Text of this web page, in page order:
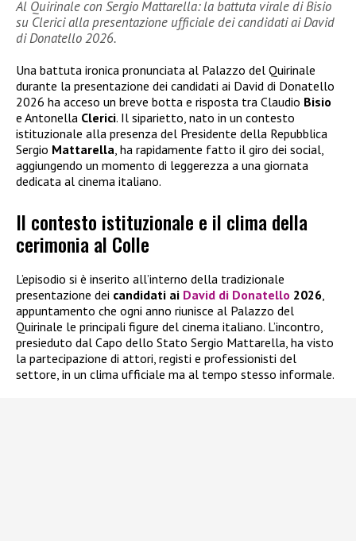
Al Quirinale con Sergio Mattarella: la battuta virale di Bisio
su Clerici alla presentazione ufficiale dei candidati ai David
di Donatello 2026.
Una battuta ironica pronunciata al Palazzo del Quirinale
durante la presentazione dei candidati ai David di Donatello
2026 ha acceso un breve botta e risposta tra Claudio Bisio
e Antonella Clerici. Il siparietto, nato in un contesto
istituzionale alla presenza del Presidente della Repubblica
Sergio Mattarella, ha rapidamente fatto il giro dei social,
aggiungendo un momento di leggerezza a una giornata
dedicata al cinema italiano.
Il contesto istituzionale e il clima della
cerimonia al Colle
L’episodio si è inserito all’interno della tradizionale
presentazione dei candidati ai David di Donatello 2026
appuntamento che ogni anno riunisce al Palazzo del
Quirinale le principali figure del cinema italiano. L’incontro,
presieduto dal Capo dello Stato Sergio Mattarella, ha visto
la partecipazione di attori, registi e professionisti del
settore, in un clima ufficiale ma al tempo stesso informale.